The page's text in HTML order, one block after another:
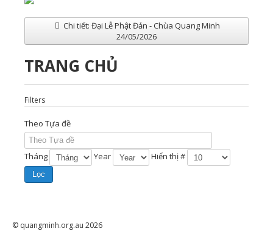
Chi tiết: Đại Lễ Phật Đản - Chùa Quang Minh
24/05/2026
TRANG CHỦ
Filters
Theo Tựa đề
Tháng Year Hiển thị #
Lọc
© quangminh.org.au 2026